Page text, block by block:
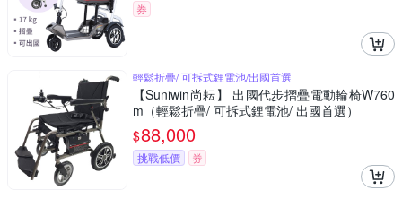
券
輕鬆折疊/ 可拆式鋰電池/出國首選
【Suniwin尚耘】 出國代步摺疊電動輪椅W760
m（輕鬆折疊/ 可拆式鋰電池/ 出國首選）
$88,000
挑戰低價 券